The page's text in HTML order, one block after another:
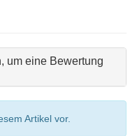
um eine Bewertung
Artikel vor.